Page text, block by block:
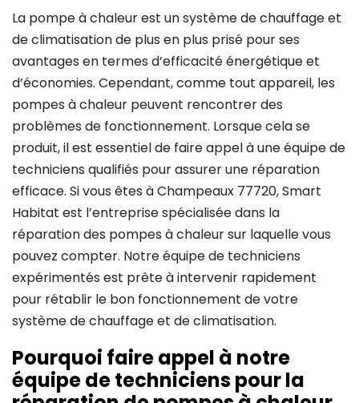
La pompe à chaleur est un système de chauffage et
de climatisation de plus en plus prisé pour ses
avantages en termes d’efficacité énergétique et
d’économies. Cependant, comme tout appareil, les
pompes à chaleur peuvent rencontrer des
problèmes de fonctionnement. Lorsque cela se
produit, il est essentiel de faire appel à une équipe de
techniciens qualifiés pour assurer une réparation
efficace. Si vous êtes à Champeaux 77720, Smart
Habitat est l’entreprise spécialisée dans la
réparation des pompes à chaleur sur laquelle vous
pouvez compter. Notre équipe de techniciens
expérimentés est prête à intervenir rapidement
pour rétablir le bon fonctionnement de votre
système de chauffage et de climatisation.
Pourquoi faire appel à notre
équipe de techniciens pour la